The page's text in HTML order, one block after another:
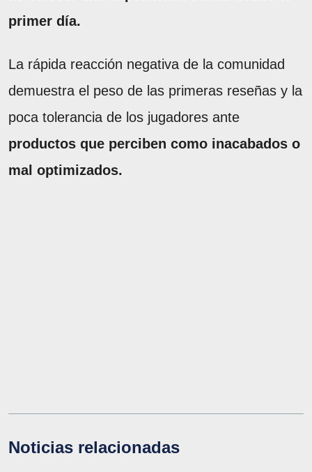
primer día.
La rápida reacción negativa de la comunidad
demuestra el peso de las primeras reseñas y la
poca tolerancia de los jugadores ante
productos que perciben como inacabados o
mal optimizados.
Noticias relacionadas